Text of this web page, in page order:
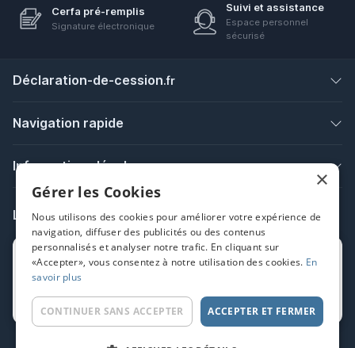
Cerfa pré-remplis
Signature électronique
Suivi et assistance
Espace personnel
sécurisé
Déclaration-de-cession.fr
Navigation rapide
Informations légales
Ligne Info Démarches
Pour tout renseignements avant la commande
11h-13h / 14h-17h
×
Gérer les Cookies
Nous utilisons des cookies pour améliorer votre expérience de
navigation, diffuser des publicités ou des contenus
personnalisés et analyser notre trafic. En cliquant sur
«Accepter», vous consentez à notre utilisation des cookies. En
savoir plus
ACCEPTER ET FERMER
CONTINUER SANS ACCEPTER